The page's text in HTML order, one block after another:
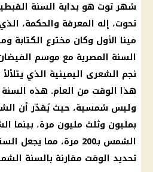
شهر توت هو بداية السنة
تحوت، إله المعرفة والحكمة،
مينا الأول وكان مخترع الكتابة
السنة المصرية مع موسم
نجم الشعرى اليمينية الذي
هذا الوقت من العام. هذه السنة
وليس شمسية، حيث يُقدّر أن
بمليون وثلث مليون مرة، بينما
الشمس بـ200 مرة، مما
تحديد الوقت مقارنة بالسنة